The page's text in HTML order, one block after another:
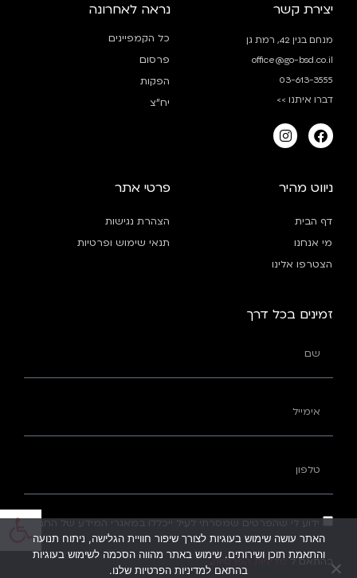
יצירת קשר
מנחם בגין 42, רמת גן
office@go-bsd.co.il
03-613-3555
דברו איתנו >>
נראה לאחרונה
כל הקמפיינים
פרסום
הפקות
יח”צ
ניווט מהיר
דף הבית
מי אנחנו
הצטרפו אלינו
פרטי אתר
הצהרת נגישות
תנאי שימוש ופרטיות
זמינים בכל דרך
ידוע לי שהפרטים שמסרתי לעיל ייכללו במאגרי המידע של החברה
בהתאם ל מדיניות הפרטיות .
האתר עושה שימוש בעוגיות לצורך שיפור חוויית הגלישה, ניתוח תנועה
והתאמת תוכן ושירותים. שימוש באתר מהווה הסכמה לשימוש בעוגיות
בהתאם למדיניות הפרטיות שלנו.